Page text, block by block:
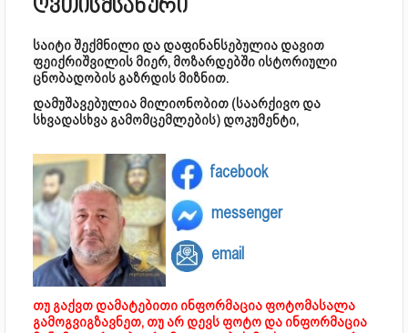
ღვთისმსახური
საიტი შექმნილი და დაფინანსებულია დავით
ფეიქრიშვილის მიერ, მოზარდებში ისტორიული
ცნობადობის გაზრდის მიზნით.
დამუშავებულია მილიონობით (საარქივო და
სხვადასხვა გამომცემლების) დოკუმენტი,
facebook
messenger
email
თუ გაქვთ დამატებითი ინფორმაცია ფოტომასალა
გამოგვიგზავნეთ, თუ არ დევს ფოტო და ინფორმაცია